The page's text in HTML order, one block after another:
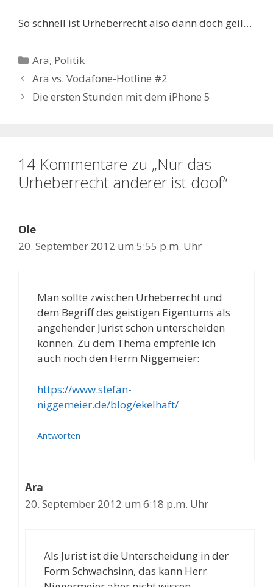
So schnell ist Urheberrecht also dann doch geil…
Kategorien
Ara, Politik
Ara vs. Vodafone-Hotline #2
Die ersten Stunden mit dem iPhone 5
14 Kommentare zu „Nur das
Urheberrecht anderer ist doof“
Ole
20. September 2012 um 5:55 p.m. Uhr
Man sollte zwischen Urheberrecht und
dem Begriff des geistigen Eigentums als
angehender Jurist schon unterscheiden
können. Zu dem Thema empfehle ich
auch noch den Herrn Niggemeier:
https://www.stefan-
niggemeier.de/blog/ekelhaft/
Antworten
Ara
20. September 2012 um 6:18 p.m. Uhr
Als Jurist ist die Unterscheidung in der
Form Schwachsinn, das kann Herr